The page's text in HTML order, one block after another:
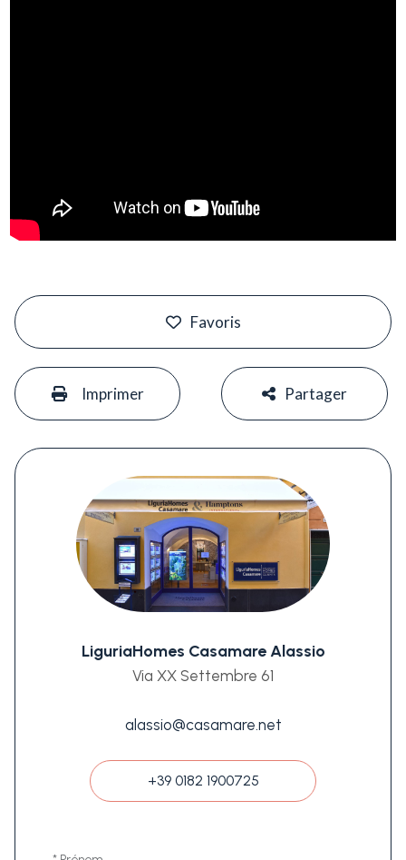
Favoris
Imprimer Partager
LiguriaHomes Casamare Alassio
Via XX Settembre 61
alassio@casamare.net
+39 0182 1900725